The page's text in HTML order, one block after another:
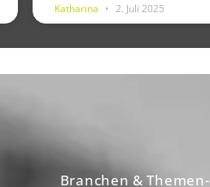
Katharina 2. Juli 2025
Branchen & Themen-